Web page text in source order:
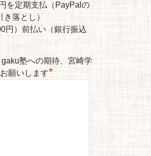
を定期支払（PayPalの
落とし）
円）前払い（銀行振込
塾への期待、宮崎学
願いします*